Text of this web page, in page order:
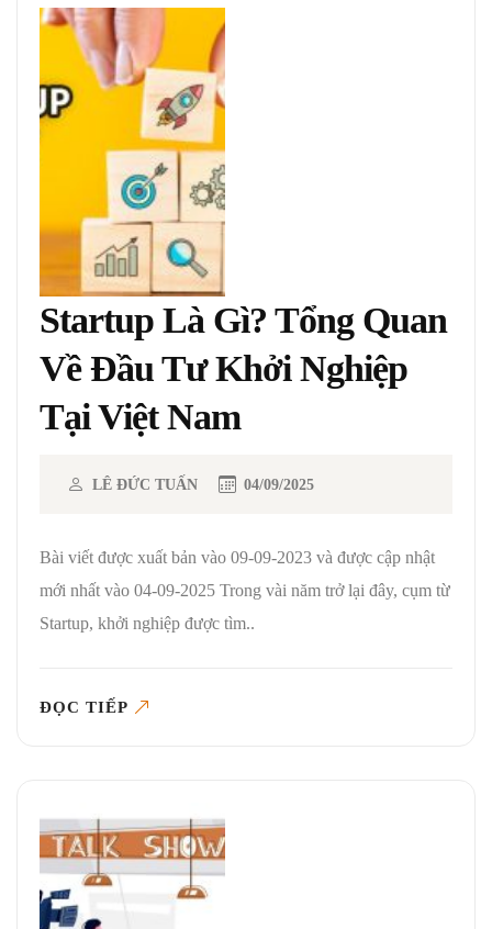
Startup Là Gì? Tổng Quan
Về Đầu Tư Khởi Nghiệp
Tại Việt Nam
LÊ ĐỨC TUẤN 04/09/2025
Bài viết được xuất bản vào 09-09-2023 và được cập nhật
mới nhất vào 04-09-2025 Trong vài năm trở lại đây, cụm từ
Startup, khởi nghiệp được tìm..
ĐỌC TIẾP